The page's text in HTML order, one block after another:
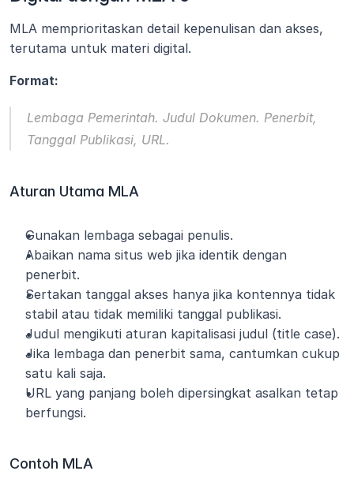
MLA memprioritaskan detail kepenulisan dan akses,
terutama untuk materi digital.
Format:
Lembaga Pemerintah. Judul Dokumen. Penerbit,
Tanggal Publikasi, URL.
Aturan Utama MLA
Gunakan lembaga sebagai penulis.
Abaikan nama situs web jika identik dengan
penerbit.
Sertakan tanggal akses hanya jika kontennya tidak
stabil atau tidak memiliki tanggal publikasi.
Judul mengikuti aturan kapitalisasi judul (title case).
Jika lembaga dan penerbit sama, cantumkan cukup
satu kali saja.
URL yang panjang boleh dipersingkat asalkan tetap
berfungsi.
Contoh MLA